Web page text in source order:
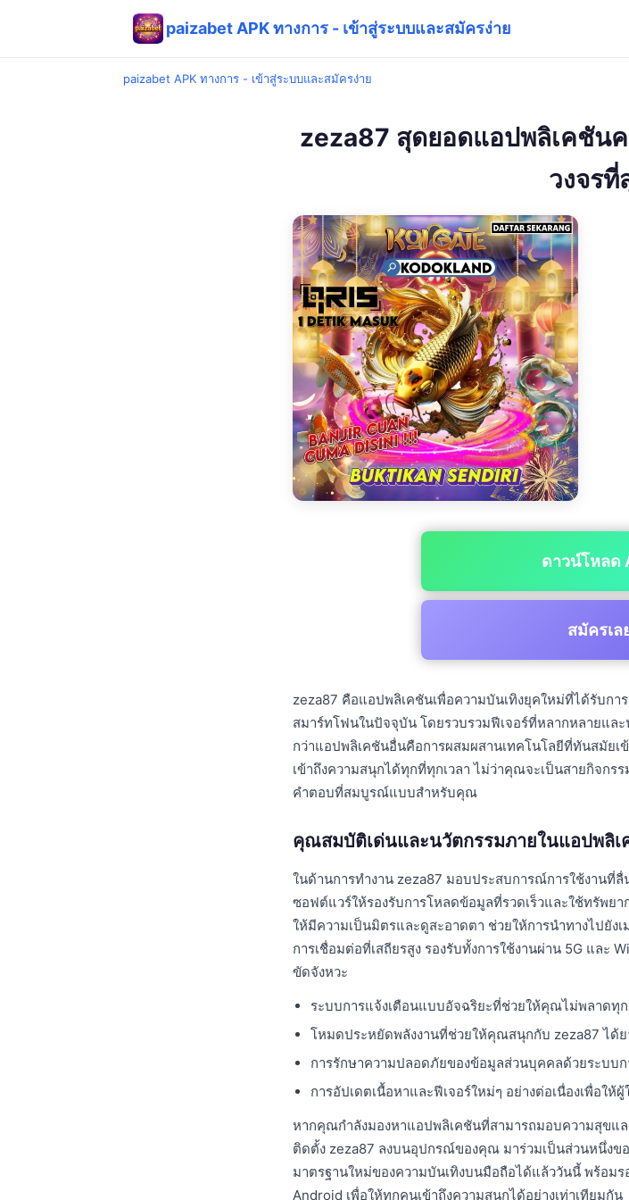
paizabet APK ทางการ - เข้าสู่ระบบและสมัครง่าย
paizabet APK ทางการ - เข้าสู่ระบบและสมัครง่าย
zeza87 สุดยอดแอปพลิเคชัน
วงจรที่
ดาวน์โหลด
สมัครเล
zeza87 คือแอปพลิเคชันเพื่อความบันเทิงยุคใหม่ที่ได้รับก
สมาร์ทโฟนในปัจจุบัน โดยรวบรวมฟีเจอร์ที่หลากหลายแล
กว่าแอปพลิเคชันอื่นคือการผสมผสานเทคโนโลยีที่ทันสมัยเ
เข้าถึงความสนุกได้ทุกที่ทุกเวลา ไม่ว่าคุณจะเป็นสายกิจก
คำตอบที่สมบูรณ์แบบสำหรับคุณ
คุณสมบัติเด่นและนวัตกรรมภายในแอปพลิเ
ในด้านการทำงาน zeza87 มอบประสบการณ์การใช้งานที่
ซอฟต์แวร์ให้รองรับการโหลดข้อมูลที่รวดเร็วและใช้ทรัพย
ให้มีความเป็นมิตรและดูสะอาดตา ช่วยให้การนำทางไปยั
การเชื่อมต่อที่เสถียรสูง รองรับทั้งการใช้งานผ่าน 5G และ
ขัดจังหวะ
ระบบการแจ้งเตือนแบบอัจฉริยะที่ช่วยให้คุณไม่พลาดทุ
โหมดประหยัดพลังงานที่ช่วยให้คุณสนุกกับ zeza87 ได้
การรักษาความปลอดภัยของข้อมูลส่วนบุคคลด้วยระบบ
การอัปเดตเนื้อหาและฟีเจอร์ใหม่ๆ อย่างต่อเนื่องเพื่อให้
หากคุณกำลังมองหาแอปพลิเคชันที่สามารถมอบความสุขแ
ติดตั้ง zeza87 ลงบนอุปกรณ์ของคุณ มาร่วมเป็นส่วนหนึ่งข
มาตรฐานใหม่ของความบันเทิงบนมือถือได้แล้ววันนี้ พร้อม
Android เพื่อให้ทุกคนเข้าถึงความสนุกได้อย่างเท่าเทียมกัน